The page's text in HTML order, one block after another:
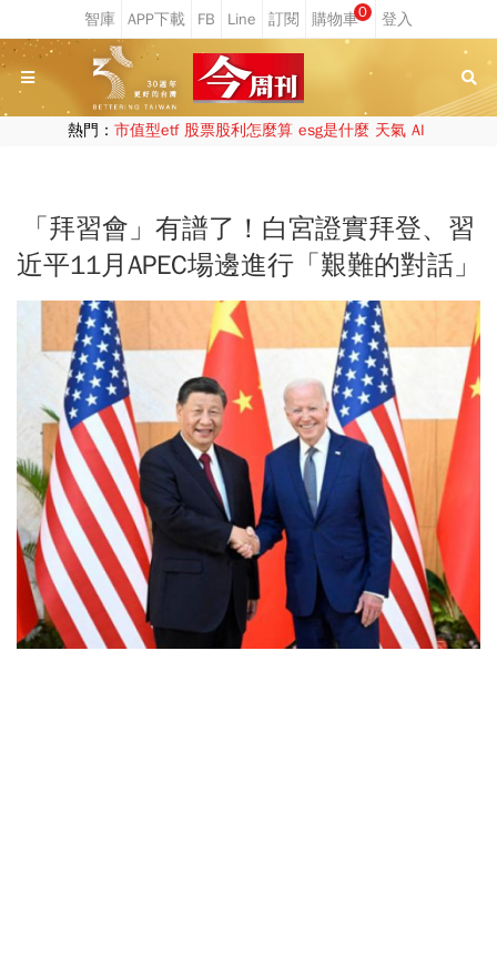
0
熱門： 市值型etf 股票股利怎麼算 esg是什麼 天氣 AI
「拜習會」有譜了！白宮證實拜登、習
近平11月APEC場邊進行「艱難的對話」